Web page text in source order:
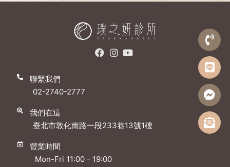
聯繫我們
02-2740-2777
我們在這
臺北市敦化南路一段233巷13號1樓
營業時間
Mon-Fri 11:00 - 19:00